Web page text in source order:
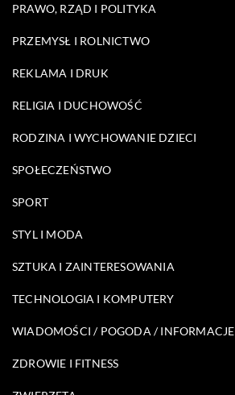
PRAWO, RZĄD I POLITYKA
PRZEMYSŁ I ROLNICTWO
REKLAMA I DRUK
RELIGIA I DUCHOWOŚĆ
RODZINA I WYCHOWANIE DZIECI
SPOŁECZEŃSTWO
SPORT
STYL I MODA
SZTUKA I ZAINTERESOWANIA
TECHNOLOGIA I KOMPUTERY
WIADOMOŚCI / POGODA / INFORMACJE
ZDROWIE I FITNESS